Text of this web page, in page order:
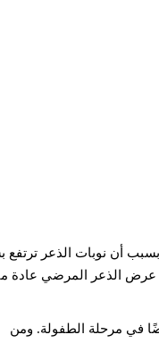
أن نوبات الذعر ترتفع
عرض الذعر المرضي عادة
في مرحلة الطفولة. ومن